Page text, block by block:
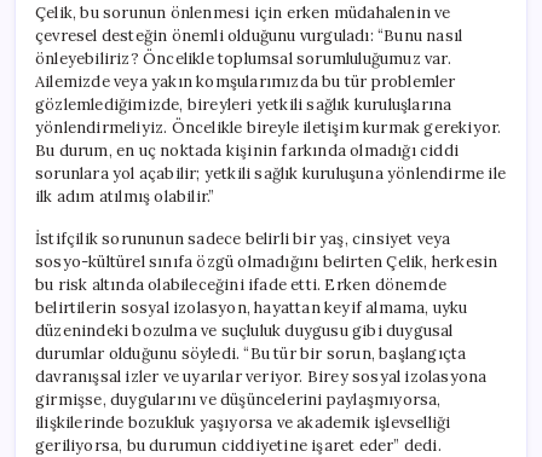
Çelik, bu sorunun önlenmesi için erken müdahalenin ve
çevresel desteğin önemli olduğunu vurguladı: “Bunu nasıl
önleyebiliriz? Öncelikle toplumsal sorumluluğumuz var.
Ailemizde veya yakın komşularımızda bu tür problemler
gözlemlediğimizde, bireyleri yetkili sağlık kuruluşlarına
yönlendirmeliyiz. Öncelikle bireyle iletişim kurmak gerekiyor.
Bu durum, en uç noktada kişinin farkında olmadığı ciddi
sorunlara yol açabilir; yetkili sağlık kuruluşuna yönlendirme ile
ilk adım atılmış olabilir.”
İstifçilik sorununun sadece belirli bir yaş, cinsiyet veya
sosyo-kültürel sınıfa özgü olmadığını belirten Çelik, herkesin
bu risk altında olabileceğini ifade etti. Erken dönemde
belirtilerin sosyal izolasyon, hayattan keyif almama, uyku
düzenindeki bozulma ve suçluluk duygusu gibi duygusal
durumlar olduğunu söyledi. “Bu tür bir sorun, başlangıçta
davranışsal izler ve uyarılar veriyor. Birey sosyal izolasyona
girmişse, duygularını ve düşüncelerini paylaşmıyorsa,
ilişkilerinde bozukluk yaşıyorsa ve akademik işlevselliği
geriliyorsa, bu durumun ciddiyetine işaret eder” dedi.